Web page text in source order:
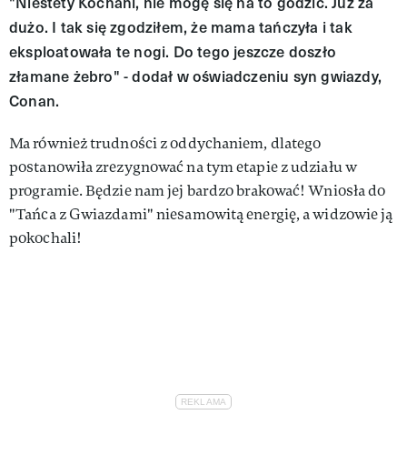
dużo. I tak się zgodziłem, że mama tańczyła i tak
eksploatowała te nogi. Do tego jeszcze doszło
złamane żebro" - dodał w oświadczeniu syn gwiazdy,
Conan.
Ma również trudności z oddychaniem, dlatego
postanowiła zrezygnować na tym etapie z udziału w
programie. Będzie nam jej bardzo brakować! Wniosła do
"Tańca z Gwiazdami" niesamowitą energię, a widzowie ją
pokochali!